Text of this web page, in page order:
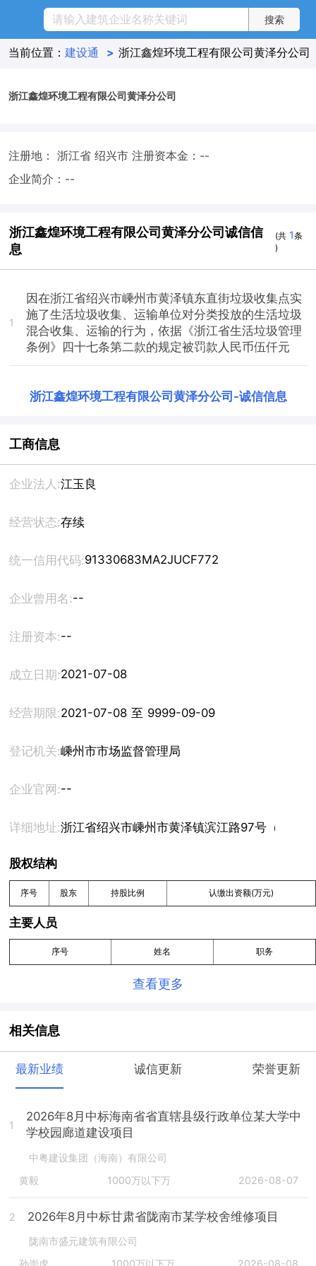
当前位置： 建设通 > 浙江鑫煌环境工程有限公司黄泽分公司
浙江鑫煌环境工程有限公司黄泽分公司
注册地： 浙江省 绍兴市 注册资本金：--
企业简介：--
浙江鑫煌环境工程有限公司黄泽分公司诚信信
息
(共 1条
)
1
因在浙江省绍兴市嵊州市黄泽镇东直街垃圾收集点实
施了生活垃圾收集、运输单位对分类投放的生活垃圾
混合收集、运输的行为，依据《浙江省生活垃圾管理
条例》四十七条第二款的规定被罚款人民币伍仟元
浙江鑫煌环境工程有限公司黄泽分公司 -诚信信息
工商信息
企业法人:江玉良
经营状态:存续
统一信用代码:91330683MA2JUCF772
企业曾用名:--
注册资本:--
成立日期:2021-07-08
经营期限: 2021-07-08 至 9999-09-09
登记机关:嵊州市市场监督管理局
企业官网:--
详细地址:浙江省绍兴市嵊州市黄泽镇滨江路97号（住所
股权结构
序号 股东 持股比例 认缴出资额(万元)
主要人员
序号 姓名 职务
查看更多
相关信息
最新业绩 诚信更新 荣誉更新
1
2026年8月中标海南省省直辖县级行政单位某大学中
学校园廊道建设项目
中粤建设集团（海南）有限公司
黄毅
1000万以下万 2026-08-07
2 2026年8月中标甘肃省陇南市某学校舍维修项目
陇南市盛元建筑有限公司
孙崇虎
1000万以下万 2026-08-08